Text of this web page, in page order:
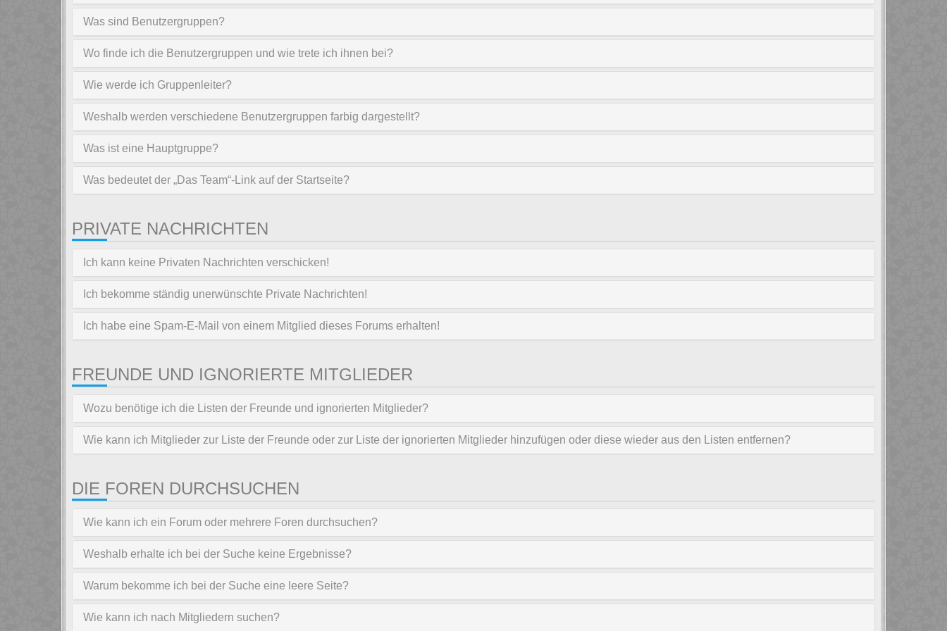
Was sind Benutzergruppen?
Wo finde ich die Benutzergruppen und wie trete ich ihnen bei?
Wie werde ich Gruppenleiter?
Weshalb werden verschiedene Benutzergruppen farbig dargestellt?
Was ist eine Hauptgruppe?
Was bedeutet der „Das Team“-Link auf der Startseite?
PRIVATE NACHRICHTEN
Ich kann keine Privaten Nachrichten verschicken!
Ich bekomme ständig unerwünschte Private Nachrichten!
Ich habe eine Spam-E-Mail von einem Mitglied dieses Forums erhalten!
FREUNDE UND IGNORIERTE MITGLIEDER
Wozu benötige ich die Listen der Freunde und ignorierten Mitglieder?
Wie kann ich Mitglieder zur Liste der Freunde oder zur Liste der ignorierten Mitglieder hinzufügen oder diese wieder aus den Listen entfernen?
DIE FOREN DURCHSUCHEN
Wie kann ich ein Forum oder mehrere Foren durchsuchen?
Weshalb erhalte ich bei der Suche keine Ergebnisse?
Warum bekomme ich bei der Suche eine leere Seite?
Wie kann ich nach Mitgliedern suchen?